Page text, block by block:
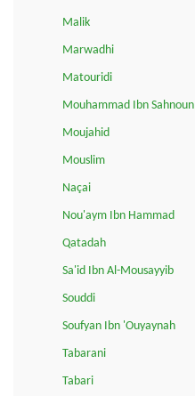
Malik
Marwadhi
Matouridi
Mouhammad Ibn Sahnoun
Moujahid
Mouslim
Naçai
Nou'aym Ibn Hammad
Qatadah
Sa'id Ibn Al-Mousayyib
Souddi
Soufyan Ibn 'Ouyaynah
Tabarani
Tabari